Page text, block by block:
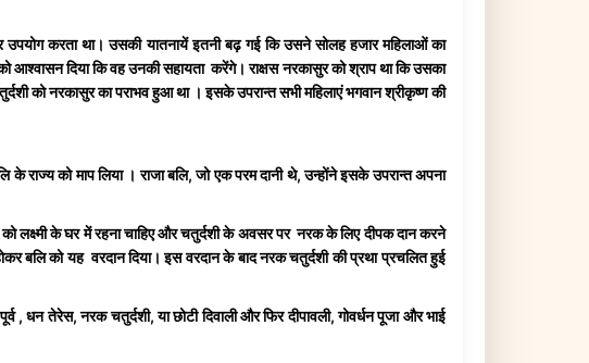
करता था। उसकी यातनायें इतनी बढ़ गई कि उसने सोलह हजार महिलाओं का
दिया कि वह उनकी सहायता करेंगे। राक्षस नरकासुर को श्राप था कि उसका
को नरकासुर का पराभव हुआ था । इसके उपरान्त सभी महिलाएं भगवान श्रीकृष्ण की
राज्य को माप लिया । राजा बलि, जो एक परम दानी थे, उन्होंने इसके उपरान्त अपना
को लक्ष्मी के घर में रहना चाहिए और चतुर्दशी के अवसर पर नरक के लिए दीपक दान करने
बलि को यह वरदान दिया। इस वरदान के बाद नरक चतुर्दशी की प्रथा प्रचलित हुई
, धन तेरेस, नरक चतुर्दशी, या छोटी दिवाली और फिर दीपावली, गोवर्धन पूजा और भाई